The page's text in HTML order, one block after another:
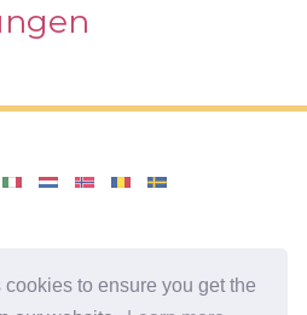
to ensure you get the
und Rezepte für eine